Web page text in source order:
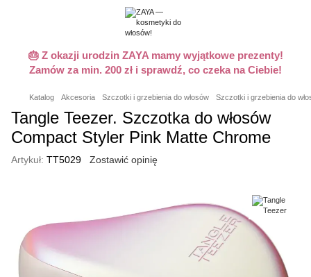
🎂 Z okazji urodzin ZAYA mamy wyjątkowe prezenty!
Zamów za min. 200 zł i sprawdź, co czeka na Ciebie!
Katalog Akcesoria Szczotki i grzebienia do włosów Szczotki i grzebienia do
Tangle Teezer. Szczotka do włosów
Compact Styler Pink Matte Chrome
Artykuł: TT5029 Zostawić opinię